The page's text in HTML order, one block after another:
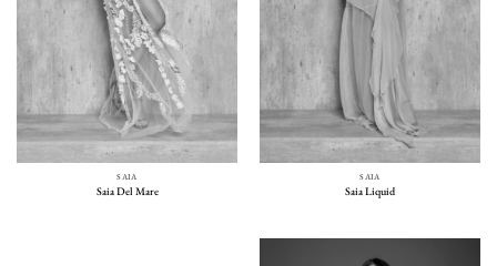
SAIA
Saia Del Mare
SAIA
Saia Liquid